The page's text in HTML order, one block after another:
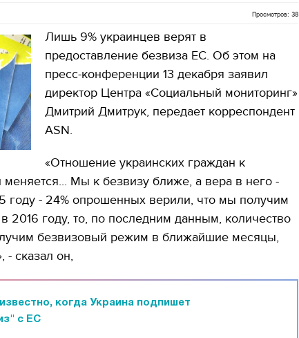
Просмотров: 38
Лишь 9% украинцев верят в
предоставление безвиза ЕС. Об этом на
пресс-конференции 13 декабря заявил
директор Центра «Социальный мониторинг»
Дмитрий Дмитрук, передает корреспондент
ASN.
«Отношение украинских граждан к
меняется... Мы к безвизу ближе, а вера в него -
году - 24% опрошенных верили, что мы получим
2016 году, то, по последним данным, количество
безвизовый режим в ближайшие месяцы,
- сказал он,
когда Украина подпишет
с ЕС